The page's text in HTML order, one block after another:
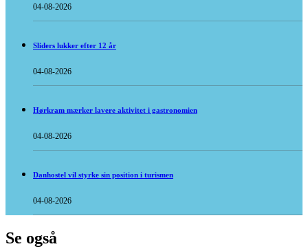
04-08-2026
Sliders lukker efter 12 år
04-08-2026
Hørkram mærker lavere aktivitet i gastronomien
04-08-2026
Danhostel vil styrke sin position i turismen
04-08-2026
Se også